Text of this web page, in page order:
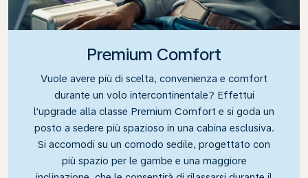
Premium Comfort
Vuole avere più di scelta, convenienza e comfort
durante un volo intercontinentale? Effettui
l’upgrade alla classe Premium Comfort e si goda un
posto a sedere più spazioso in una cabina esclusiva.
Si accomodi su un comodo sedile, progettato con
più spazio per le gambe e una maggiore